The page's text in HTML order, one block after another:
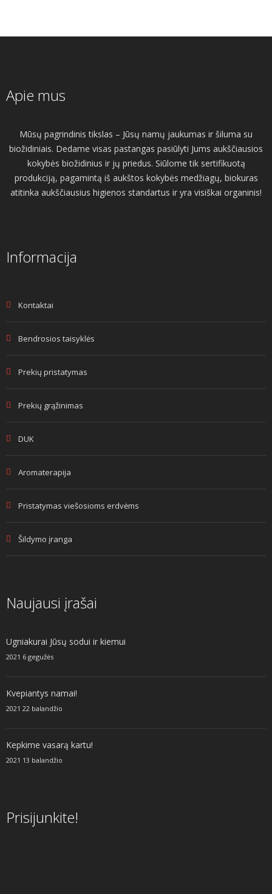
Apie mus
Mūsų pagrindinis tikslas – Jūsų namų jaukumas ir šiluma su
biožidiniais. Dedame visas pastangas pasiūlyti Jums aukščiausios
kokybės biožidinius ir jų priedus. Siūlome tik sertifikuotą
produkciją, pagamintą iš aukštos kokybės medžiagų, biokuras
atitinka aukščiausius higienos standartus ir yra visiškai organinis!
Informacija
Kontaktai
Bendrosios taisyklės
Prekių pristatymas
Prekių grąžinimas
DUK
Aromaterapija
Pristatymas viešosioms erdvėms
Šildymo įranga
Naujausi įrašai
Ugniakurai Jūsų sodui ir kiemui
2021 6 gegužės
Kvepiantys namai!
2021 22 balandžio
Kepkime vasarą kartu!
2021 13 balandžio
Prisijunkite!